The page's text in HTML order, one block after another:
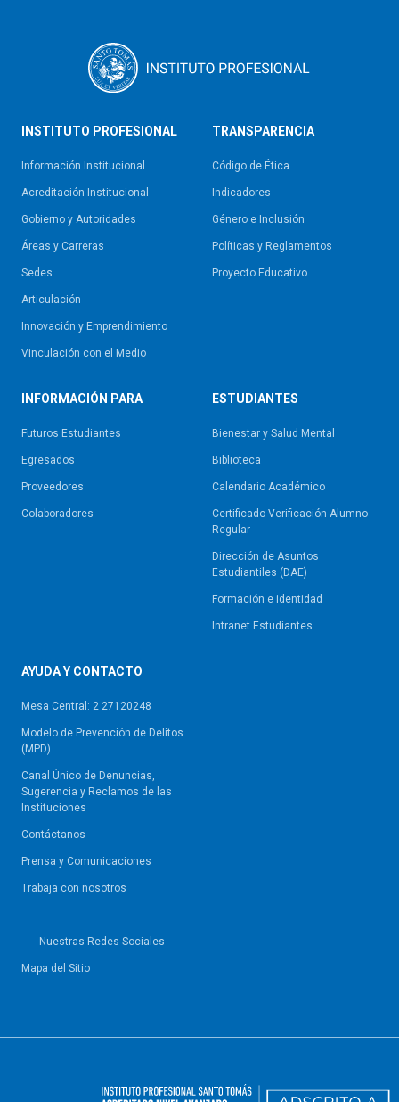
INSTITUTO PROFESIONAL
Información Institucional
Acreditación Institucional
Gobierno y Autoridades​
Áreas y Carreras
Sedes
Articulación
Innovación y Emprendimiento
Vinculación con el Medio
TRANSPARENCIA
Código de Ética
Indicadores
Género e Inclusión
Políticas y Reglamentos​
Proyecto Educativo
INFORMACIÓN PARA
Futuros Estudiantes
Egresados
Proveedores
Colaboradores
ESTUDIANTES
Bienestar y Salud Mental
Biblioteca
Calendario Académico
Certificado Verificación Alumno
Regular
Dirección de Asuntos
Estudiantiles (DAE)
Formación e identidad
Intranet Estudiantes
AYUDA Y CONTACTO
Mesa Central: 2 27120248
Modelo de Prevención de Delitos
(MPD)
Canal Único de Denuncias,
Sugerencia y Reclamos de las
Instituciones
Contáctanos
Prensa y Comunicaciones
Trabaja con nosotros
Nuestras Redes Sociales
Mapa del Sitio